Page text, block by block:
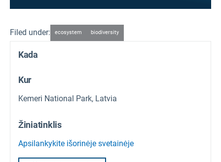
Filed under: ecosystem biodiversity
Kada
Kur
Kemeri National Park, Latvia
Žiniatinklis
Apsilankykite išorinėje svetainėje